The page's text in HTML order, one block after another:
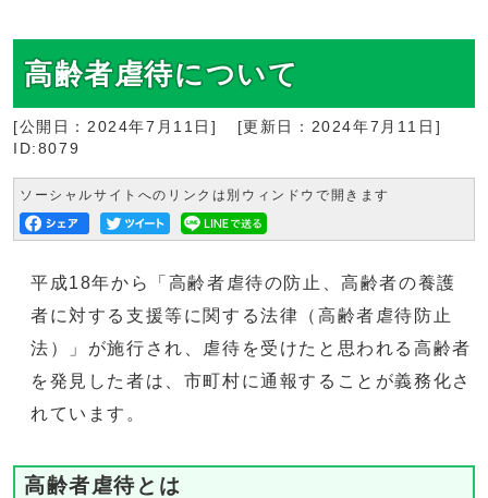
高齢者虐待について
[公開日： 2024年7月11日 ] [更新日： 2024年7月11日 ]
ID:8079
ソーシャルサイトへのリンクは別ウィンドウで開きます
平成18年から「高齢者虐待の防止、高齢者の養護
者に対する支援等に関する法律（高齢者虐待防止
法）」が施行され、虐待を受けたと思われる高齢者
を発見した者は、市町村に通報することが義務化さ
れています。
高齢者虐待とは